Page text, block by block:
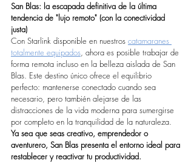
San Blas: la escapada definitiva de la última
tendencia de "lujo remoto" (con la conectividad
justa)
Con Starlink disponible en nuestros catamaranes
totalmente equipados, ahora es posible trabajar de
forma remota incluso en la belleza aislada de San
Blas. Este destino único ofrece el equilibrio
perfecto: mantenerse conectado cuando sea
necesario, pero también alejarse de las
distracciones de la vida moderna para sumergirse
por completo en la tranquilidad de la naturaleza.
Ya sea que seas creativo, emprendedor o
aventurero, San Blas presenta el entorno ideal para
restablecer y reactivar tu productividad.